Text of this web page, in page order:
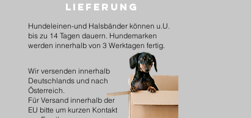
Lieferung
Hundeleinen-und Halsbänder können u.U.
bis zu 14 Tagen dauern. Hundemarken
werden innerhalb von 3 Werktagen fertig.
​Wir versenden innerhalb
Deutschlands und nach
Österreich.
Für Versand innerhalb der
EU bitte um kurzen Kontakt